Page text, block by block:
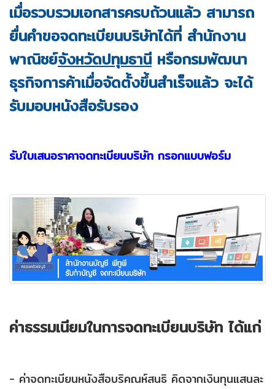
เมื่อรวบรวมเอกสารครบถ้วนแล้ว สามารถ
ยื่นคำขอจดทะเบียนบริษัทได้ที่ สำนักงาน
พาณิชย์จังหวัดปทุมธานี หรือกรมพัฒนา
ธุรกิจการค้าเมื่อจัดตั้งขึ้นสำเร็จแล้ว จะได้
รับมอบหนังสือรับรอง
รับใบเสนอราคาจดทะเบียนบริษัท กรอกแบบฟอร์ม
ค่าธรรมเนียมในการจดทะเบียนบริษัท ได้แก่
- ค่าจดทะเบียนหนังสือบริคณห์สนธิ คิดจากเงินทุนแสนละ